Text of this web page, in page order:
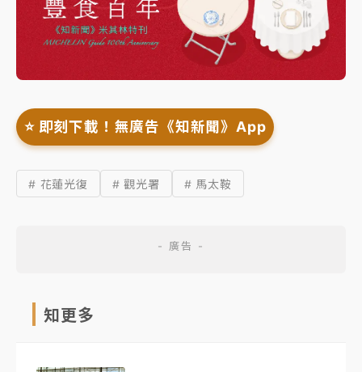
⭐️ 即刻下載！無廣告《知新聞》App
# 花蓮光復 # 觀光署 # 馬太鞍
知更多